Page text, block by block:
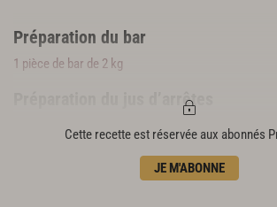
Préparation du bar
1 pièce de bar de 2 kg
Préparation du jus d’arrêtes
125 g d’oignons
Cette recette est réservée aux abonnés
JE M'ABONNE